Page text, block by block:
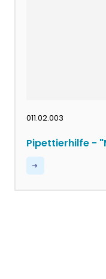
011.02.003
Pipettierhilfe -